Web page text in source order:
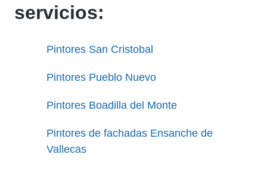
servicios:
Pintores San Cristobal
Pintores Pueblo Nuevo
Pintores Boadilla del Monte
Pintores de fachadas Ensanche de
Vallecas